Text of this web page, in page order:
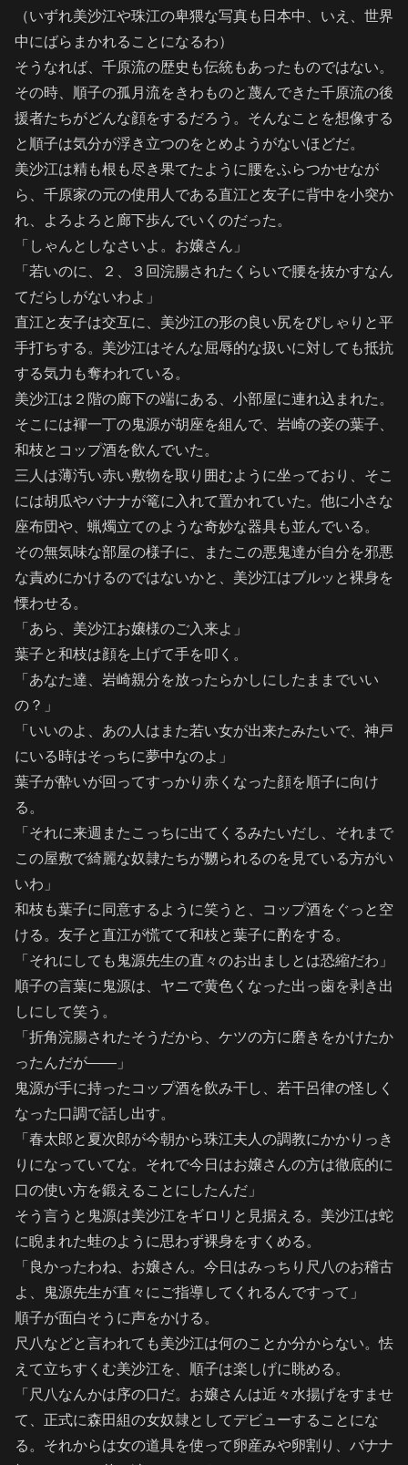
（いずれ美沙江や珠江の卑猥な写真も日本中、いえ、世界
中にばらまかれることになるわ）
そうなれば、千原流の歴史も伝統もあったものではない。
その時、順子の孤月流をきわものと蔑んできた千原流の後
援者たちがどんな顔をするだろう。そんなことを想像する
と順子は気分が浮き立つのをとめようがないほどだ。
美沙江は精も根も尽き果てたように腰をふらつかせなが
ら、千原家の元の使用人である直江と友子に背中を小突か
れ、よろよろと廊下歩んでいくのだった。
「しゃんとしなさいよ。お嬢さん」
「若いのに、２、３回浣腸されたくらいで腰を抜かすなん
てだらしがないわよ」
直江と友子は交互に、美沙江の形の良い尻をぴしゃりと平
手打ちする。美沙江はそんな屈辱的な扱いに対しても抵抗
する気力も奪われている。
美沙江は２階の廊下の端にある、小部屋に連れ込まれた。
そこには褌一丁の鬼源が胡座を組んで、岩崎の妾の葉子、
和枝とコップ酒を飲んでいた。
三人は薄汚い赤い敷物を取り囲むように坐っており、そこ
には胡瓜やバナナが篭に入れて置かれていた。他に小さな
座布団や、蝋燭立てのような奇妙な器具も並んでいる。
その無気味な部屋の様子に、またこの悪鬼達が自分を邪悪
な責めにかけるのではないかと、美沙江はブルッと裸身を
慄わせる。
「あら、美沙江お嬢様のご入来よ」
葉子と和枝は顔を上げて手を叩く。
「あなた達、岩崎親分を放ったらかしにしたままでいい
の？」
「いいのよ、あの人はまた若い女が出来たみたいで、神戸
にいる時はそっちに夢中なのよ」
葉子が酔いが回ってすっかり赤くなった顔を順子に向け
る。
「それに来週またこっちに出てくるみたいだし、それまで
この屋敷で綺麗な奴隷たちが嬲られるのを見ている方がい
いわ」
和枝も葉子に同意するように笑うと、コップ酒をぐっと空
ける。友子と直江が慌てて和枝と葉子に酌をする。
「それにしても鬼源先生の直々のお出ましとは恐縮だわ」
順子の言葉に鬼源は、ヤニで黄色くなった出っ歯を剥き出
しにして笑う。
「折角浣腸されたそうだから、ケツの方に磨きをかけたか
ったんだが――」
鬼源が手に持ったコップ酒を飲み干し、若干呂律の怪しく
なった口調で話し出す。
「春太郎と夏次郎が今朝から珠江夫人の調教にかかりっき
りになっていてな。それで今日はお嬢さんの方は徹底的に
口の使い方を鍛えることにしたんだ」
そう言うと鬼源は美沙江をギロリと見据える。美沙江は蛇
に睨まれた蛙のように思わず裸身をすくめる。
「良かったわね、お嬢さん。今日はみっちり尺八のお稽古
よ、鬼源先生が直々にご指導してくれるんですって」
順子が面白そうに声をかける。
尺八などと言われても美沙江は何のことか分からない。怯
えて立ちすくむ美沙江を、順子は楽しげに眺める。
「尺八なんかは序の口だ。お嬢さんは近々水揚げをすませ
て、正式に森田組の女奴隷としてデビューすることにな
る。それからは女の道具を使って卵産みや卵割り、バナナ